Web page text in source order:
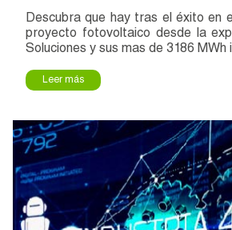
Descubra que hay tras el éxito en
proyecto fotovoltaico desde la
Soluciones y sus mas de 3186 MWh
Leer más